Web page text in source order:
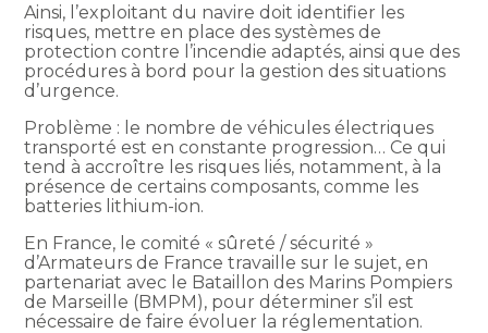
Ainsi, l’exploitant du navire doit identifier les
risques, mettre en place des systèmes de
protection contre l’incendie adaptés, ainsi que des
procédures à bord pour la gestion des situations
d’urgence.
Problème : le nombre de véhicules électriques
transporté est en constante progression… Ce qui
tend à accroître les risques liés, notamment, à la
présence de certains composants, comme les
batteries lithium-ion.
En France, le comité « sûreté / sécurité »
d’Armateurs de France travaille sur le sujet, en
partenariat avec le Bataillon des Marins Pompiers
de Marseille (BMPM), pour déterminer s’il est
nécessaire de faire évoluer la réglementation.